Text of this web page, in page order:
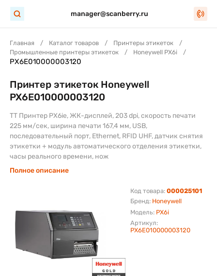
manager@scanberry.ru
Главная Каталог товаров
Принтеры этикеток
Промышленные принтеры этикеток
Honeywell PX6i
PX6E010000003120
Бренд: Honeywell
Модель: PX6i
Код товара: 000025101
Артикул:
PX6E010000003120
Принтер этикеток Honeywell
PX6E010000003120
ТT Принтер PX6ie, ЖК-дисплей, 203 dpi, скорость печати
225 мм/сек, ширина печати 167,4 мм, USB,
последовательный порт, Ethernet, RFID UHF, датчик снятия
этикетки + модуль автоматического отделения этикетки,
часы реального времени, нож
Полное описание